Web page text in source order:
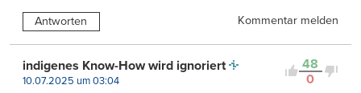
Antworten Kommentar melden
48
0
indigenes Know-How wird ignoriert
10.07.2025 um 03:04